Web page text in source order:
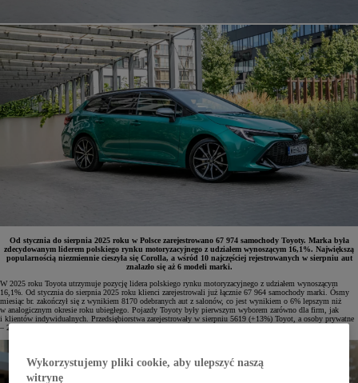
Od stycznia do sierpnia 2025 roku w Polsce zarejestrowano 67 974 samochody Toyoty. Marka była
zdecydowanym liderem polskiego rynku motoryzacyjnego z udziałem wynoszącym 16,1%. Największą
popularnością niezmiennie cieszyła się Corolla, a wśród 10 najczęściej rejestrowanych w sierpniu aut
znalazło się aż 6 modeli marki.
W 2025 roku Toyota utrzymuje pozycję lidera polskiego rynku motoryzacyjnego z udziałem wynoszącym
16,1%. Od stycznia do sierpnia 2025 roku klienci zarejestrowali już łącznie 67 964 samochody marki. Ósmy
miesiąc br. zakończył się z wynikiem 8170 odebranych aut z salonów, co jest wynikiem o 6% lepszym niż
w analogicznym okresie roku ubiegłego. Pojazdy Toyoty były pierwszym wyborem zarówno dla firm, jak
i klientów indywidualnych. Przedsiębiorstwa zarejestrowały w sierpniu 5619 (+13%) Toyot, a osoby prywatne
– 2551.
Wykorzystujemy pliki cookie, aby ulepszyć naszą
witrynę